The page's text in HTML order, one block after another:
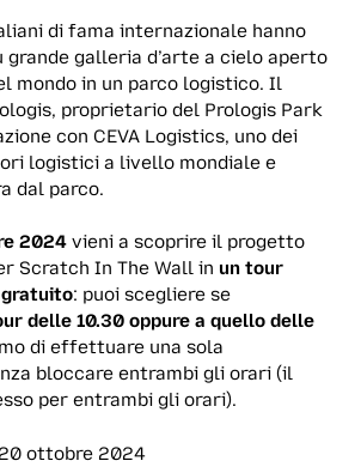
di fama internazionale hanno
galleria d’arte a cielo aperto
mondo in un parco logistico. Il
proprietario del Prologis Park
con CEVA Logistics, uno dei
logistici a livello mondiale e
dal parco.
2024 vieni a scoprire il progetto
Scratch In The Wall in un tour
: puoi scegliere se
delle 10.30 oppure a quello delle
di effettuare una sola
bloccare entrambi gli orari (il
per entrambi gli orari).
ottobre 2024